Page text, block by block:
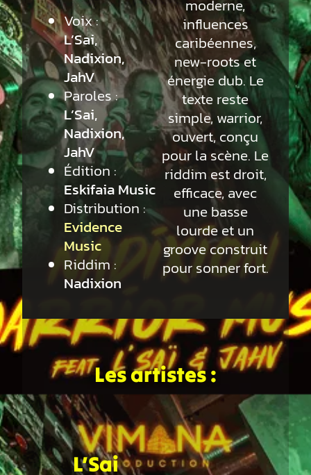
Voix :
L’Sai,
Nadixion,
JahV
Paroles :
L’Sai,
Nadixion,
JahV
Édition :
Eskifaia Music
Distribution :
Evidence
Music
Riddim :
Nadixion
moderne,
influences
caribéennes,
new-roots et
énergie dub. Le
texte reste
simple, warrior,
ouvert, conçu
pour la scène. Le
riddim est droit,
efficace, avec
une basse
lourde et un
groove construit
pour sonner fort.
Les artistes :
L’Sai